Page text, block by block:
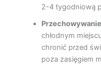
2-4 tygodniową
chłodnym
chronić przed
poza zasięgiem